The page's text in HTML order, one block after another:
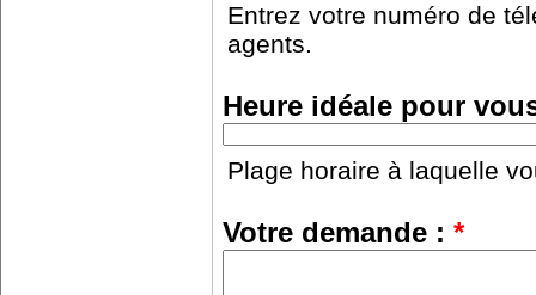
Entrez votre numéro de
agents.
Heure idéale pour
Plage horaire à laquelle
Votre demande : *